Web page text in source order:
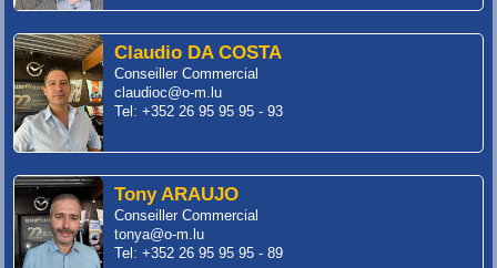
Claudio DA COSTA
Conseiller Commercial
claudioc@o-m.lu
Tel: +352 26 95 95 95 - 93
Tony ARAUJO
Conseiller Commercial
tonya@o-m.lu
Tel: +352 26 95 95 95 - 89